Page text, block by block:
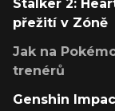
Stalker 2:
přežití v Zóně
Jak na
trenérů
Genshin